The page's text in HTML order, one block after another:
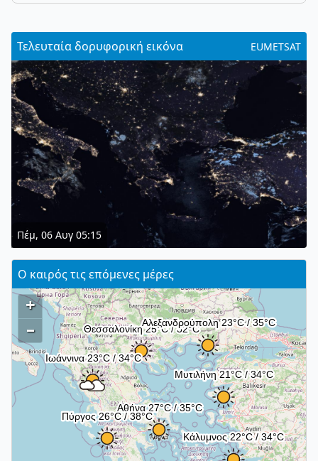
Τελευταία δορυφορική εικόνα EUMETSAT
Πέμ, 06 Αυγ 05:15
Ο καιρός τις επόμενες μέρες
+
–